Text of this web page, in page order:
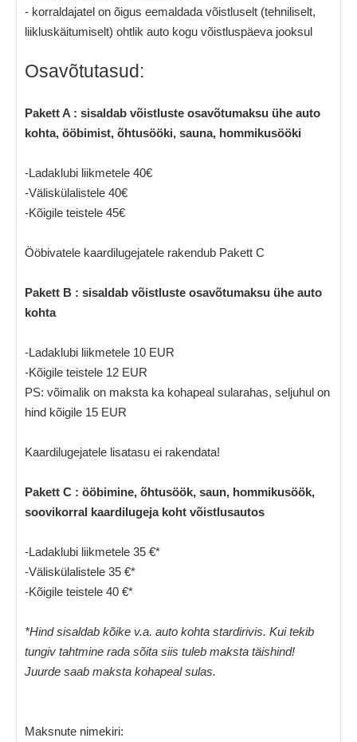
- korraldajatel on õigus eemaldada võistluselt (tehniliselt,
liikluskäitumiselt) ohtlik auto kogu võistluspäeva jooksul
Osavõtutasud:
Pakett A : sisaldab võistluste osavõtumaksu ühe auto
kohta, ööbimist, õhtusööki, sauna, hommikusööki
-Ladaklubi liikmetele 40€
-Väliskülalistele 40€
-Kõigile teistele 45€
Ööbivatele kaardilugejatele rakendub Pakett C
Pakett B : sisaldab võistluste osavõtumaksu ühe auto
kohta
-Ladaklubi liikmetele 10 EUR
-Kõigile teistele 12 EUR
PS: võimalik on maksta ka kohapeal sularahas, seljuhul on
hind kõigile 15 EUR
Kaardilugejatele lisatasu ei rakendata!
Pakett C : ööbimine, õhtusöök, saun, hommikusöök,
soovikorral kaardilugeja koht võistlusautos
-Ladaklubi liikmetele 35 €*
-Väliskülalistele 35 €*
-Kõigile teistele 40 €*
*Hind sisaldab kõike v.a. auto kohta stardirivis. Kui tekib
tungiv tahtmine rada sõita siis tuleb maksta täishind!
Juurde saab maksta kohapeal sulas.
Maksnute nimekiri: